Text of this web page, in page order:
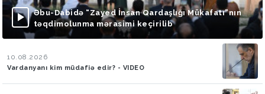
Əbu-Dabidə “Zayed İnsan Qardaşlığı Mükafatı”nın
təqdimolunma mərasimi keçirilib
10.08.2026
Vardanyanı kim müdafiə edir? - VIDEO